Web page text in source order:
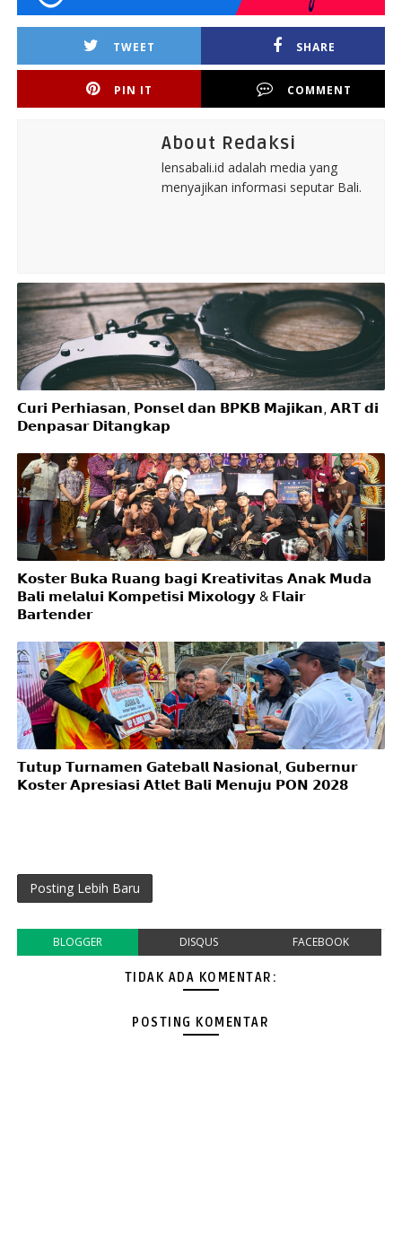
TWEET SHARE
PIN IT COMMENT
About Redaksi
lensabali.id adalah media yang
menyajikan informasi seputar Bali.
𝗖𝘂𝗿𝗶 𝗣𝗲𝗿𝗵𝗶𝗮𝘀𝗮𝗻, 𝗣𝗼𝗻𝘀𝗲𝗹 𝗱𝗮𝗻 𝗕𝗣𝗞𝗕 𝗠𝗮𝗷𝗶𝗸𝗮𝗻, 𝗔𝗥𝗧 𝗱𝗶
𝗗𝗲𝗻𝗽𝗮𝘀𝗮𝗿 𝗗𝗶𝘁𝗮𝗻𝗴𝗸𝗮𝗽
𝗞𝗼𝘀𝘁𝗲𝗿 𝗕𝘂𝗸𝗮 𝗥𝘂𝗮𝗻𝗴 𝗯𝗮𝗴𝗶 𝗞𝗿𝗲𝗮𝘁𝗶𝘃𝗶𝘁𝗮𝘀 𝗔𝗻𝗮𝗸 𝗠𝘂𝗱𝗮
𝗕𝗮𝗹𝗶 𝗺𝗲𝗹𝗮𝗹𝘂𝗶 𝗞𝗼𝗺𝗽𝗲𝘁𝗶𝘀𝗶 𝗠𝗶𝘅𝗼𝗹𝗼𝗴𝘆 & 𝗙𝗹𝗮𝗶𝗿
𝗕𝗮𝗿𝘁𝗲𝗻𝗱𝗲𝗿
𝗧𝘂𝘁𝘂𝗽 𝗧𝘂𝗿𝗻𝗮𝗺𝗲𝗻 𝗚𝗮𝘁𝗲𝗯𝗮𝗹𝗹 𝗡𝗮𝘀𝗶𝗼𝗻𝗮𝗹, 𝗚𝘂𝗯𝗲𝗿𝗻𝘂𝗿
𝗞𝗼𝘀𝘁𝗲𝗿 𝗔𝗽𝗿𝗲𝘀𝗶𝗮𝘀𝗶 𝗔𝘁𝗹𝗲𝘁 𝗕𝗮𝗹𝗶 𝗠𝗲𝗻𝘂𝗷𝘂 𝗣𝗢𝗡 𝟮𝟬𝟮𝟴
Posting Lebih Baru
BLOGGER DISQUS FACEBOOK
TIDAK ADA KOMENTAR:
POSTING KOMENTAR